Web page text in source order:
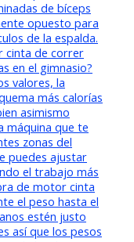
de bíceps
opuesto para
de la espalda.
cinta de correr
en el gimnasio?
valores, la
más calorías
asimismo
máquina que te
zonas del
puedes ajustar
el trabajo más
de motor cinta
el peso hasta el
estén justo
así que los pesos